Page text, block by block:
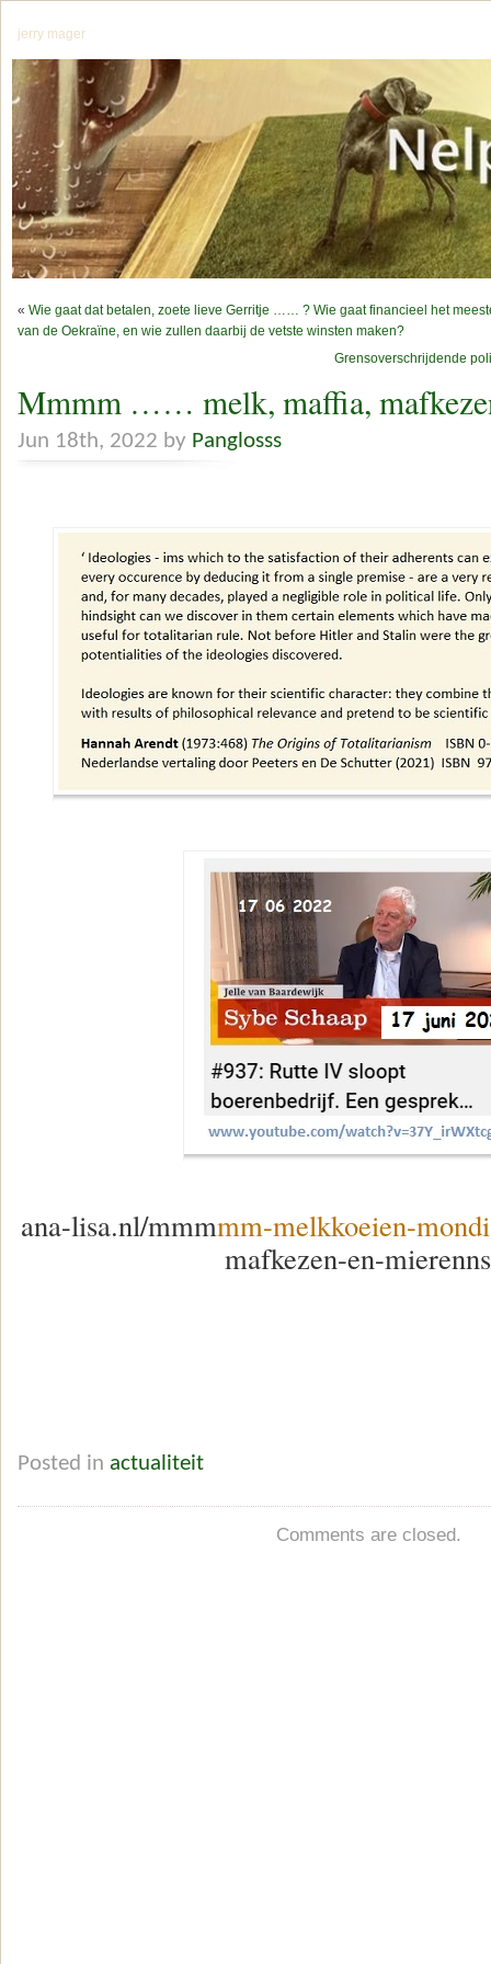
jerry mager
« Wie gaat dat betalen, zoete lieve Gerritje …… ? Wie gaat financieel het
van de Oekraïne, en wie zullen daarbij de vetste winsten maken?
Grensoverschrijdende
Mmmm …… melk, maffia,
Jun 18th, 2022 by Panglosss
ana-lisa.nl/mmmmm-melkkoeien-
mafkezen-en-
Posted in actualiteit
Comments are closed.